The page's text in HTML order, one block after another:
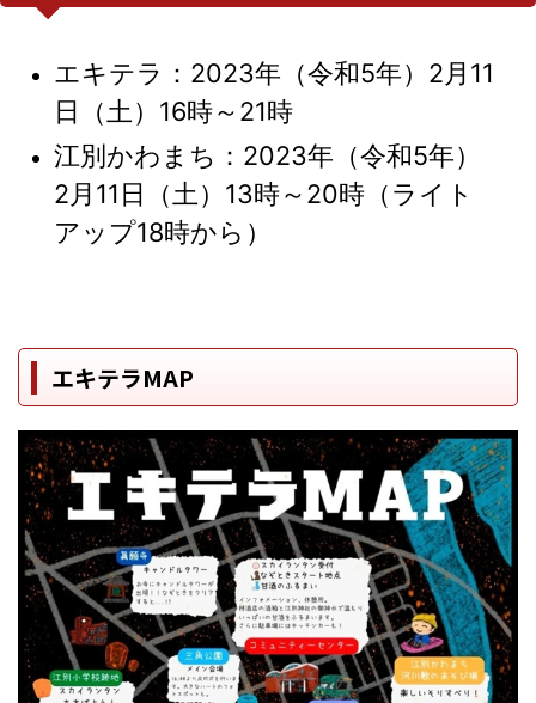
エキテラ：2023年（令和5年）2月11
日（土）16時～21時
江別かわまち：2023年（令和5年）
2月11日（土）13時～20時（ライト
アップ18時から）
エキテラMAP